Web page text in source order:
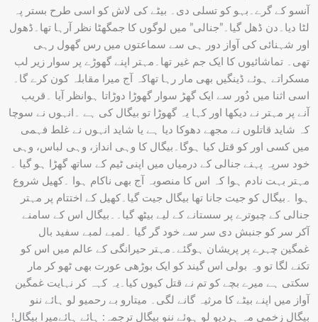
آنسو کے گرے۔بہو کو تسلی دی۔ بیٹے کی لاش کو اسی طرح بستر پہ
لٹا دیا۔دن ڈھل گیا۔”جنالی” میں لوگوں کا جمگھٹا نظر آرہا تھا۔ڈھول
اور شہنائی کی آواز دور ہی سے سماعتوں میں رس گھول رہی
تھی۔ تماشائیوں کا ایک جم غیر تھا۔مہتر اپنے گھوڑے پر سوار زیر لب
مسکراتے ہوئے ڈینگیں بھی مار رہا تھاکہ آج میرا مقابلہ کون کرے گا۔
اسی اثنا میں دُور سے ایک گھڑ سوار گھوڑا دوڑاتا ہوانظر آیا ۔قریب
آنے پر مہتر نے دیکھا اور کہا یہ گھوڑا تو بیگال کی ہے ۔انہوں نے سوچا
کہ شاید قاتلوں نے مجھے دھوکا دیا ہے یا شاید انہوں نے غلط فہمی
میں کسی اور کو قتل کیا ہوگا۔بیگال کا وہی انداز، وہی لباس، وہی
خود سرپہ پہنے جنالی کے درمیاں میں اپنی ٹیم کے ساتھ گھڑا ہو گیا ۔
مہتر بہت نادم ہوا کہ اس کا منصوبہ آج بھی ناکام ہوا ۔کھیل شروع
ہوا ۔بیگال کو جیت جانا تھا بیگال جیت گیا۔کھیل کے اختتام پر مہتر
جنالی کے چبوترے پر سستانے کے لیے بیٹھ گیا۔۔بیگال اس کے سامنے
آکر سر کو جنبش دی سر سے خود گر گیا ۔لمبے لمبے سفید بال
غمگین چہرے پر پریشان ہوگئے۔مہتر حیرانگی کے عالم میں اس کو
تکنے لگا تو وہ بولی اس گیند کو ایک بوڑھی عورت بھی ٹھو کر مار
سکتی ہے میرے بچے کو تم نے قتل کیوں کیا۔یہ کہہ کر نہایت غمگین
آواز میں اپنے بیٹے کا مرثیہ گانے لگی۔ میتارو بے رحمیو لو ہائے ننو
بیگال زخمی مہ ہردیو لو ہوئے ننو بیگال ترجمہ: ہائے ہائےمیرا بیگال!